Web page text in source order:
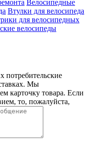
Велосипедные
Втулки для велосипеда
для велосипедных
велосипеды
потребительские
Мы
карточку товара. Если
то, пожалуйста,